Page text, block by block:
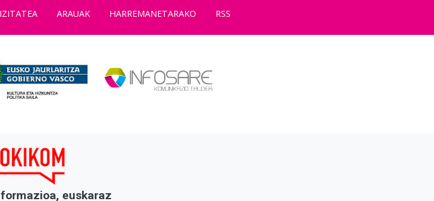
ARAUAK HARREMANETARAKO RSS
euskaraz